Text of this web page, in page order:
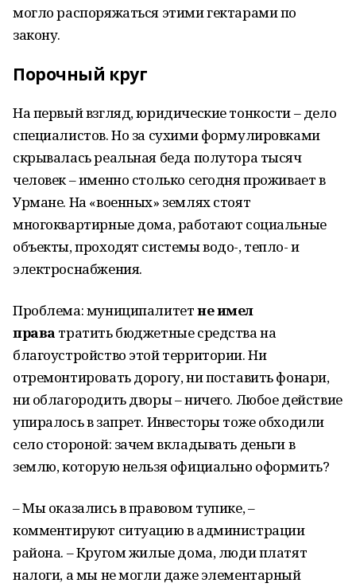
могло распоряжаться этими гектарами по
закону.
Порочный круг
На первый взгляд, юридические тонкости – дело
специалистов. Но за сухими формулировками
скрывалась реальная беда полутора тысяч
человек – именно столько сегодня проживает в
Урмане. На «военных» землях стоят
многоквартирные дома, работают социальные
объекты, проходят системы водо-, тепло- и
электроснабжения.
Проблема: муниципалитетне имел
права тратить бюджетные средства на
благоустройство этой территории. Ни
отремонтировать дорогу, ни поставить фонари,
ни облагородить дворы – ничего. Любое действие
упиралось в запрет. Инвесторы тоже обходили
село стороной: зачем вкладывать деньги в
землю, которую нельзя официально оформить?
– Мы оказались в правовом тупике, –
комментируют ситуацию в администрации
района. – Кругом жилые дома, люди платят
налоги, а мы не могли даже элементарный